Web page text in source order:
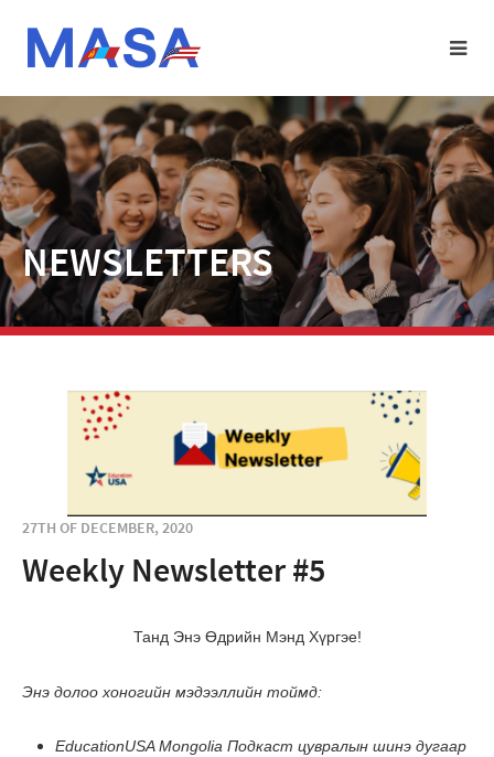
NEWSLETTERS
27TH OF DECEMBER, 2020
Weekly Newsletter #5
Танд Энэ Өдрийн Мэнд Хүргэе!
Энэ долоо хоногийн мэдээллийн тоймд:
EducationUSA Mongolia Подкаст цувралын шинэ дугаар